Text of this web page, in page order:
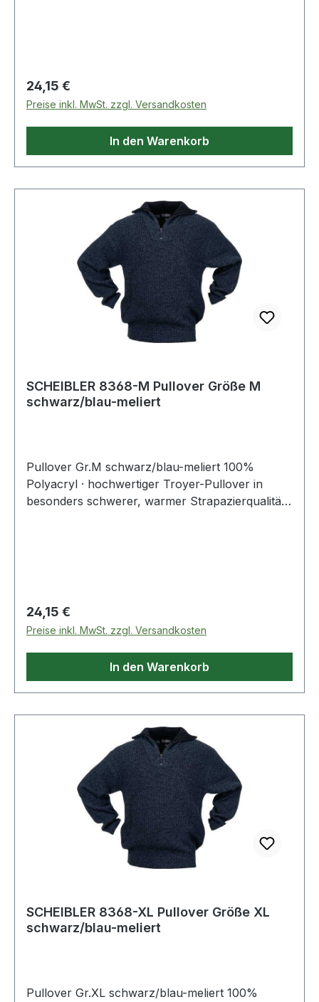
Regulärer Preis:
24,15 €
Preise inkl. MwSt. zzgl. Versandkosten
In den Warenkorb
SCHEIBLER 8368-M Pullover Größe M
schwarz/blau-meliert
Pullover Gr.M schwarz/blau-meliert 100%
Polyacryl · hochwertiger Troyer-Pullover in
besonders schwerer, warmer Strapazierqualität ·
Regulärer Preis:
24,15 €
Preise inkl. MwSt. zzgl. Versandkosten
In den Warenkorb
SCHEIBLER 8368-XL Pullover Größe XL
schwarz/blau-meliert
Pullover Gr.XL schwarz/blau-meliert 100%